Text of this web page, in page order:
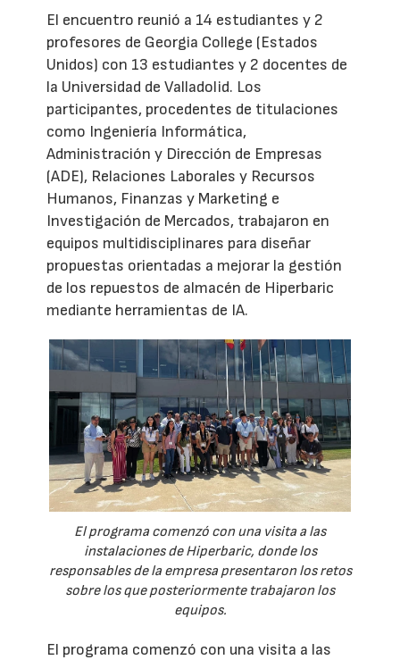
El encuentro reunió a 14 estudiantes y 2
profesores de Georgia College (Estados
Unidos) con 13 estudiantes y 2 docentes de
la Universidad de Valladolid. Los
participantes, procedentes de titulaciones
como Ingeniería Informática,
Administración y Dirección de Empresas
(ADE), Relaciones Laborales y Recursos
Humanos, Finanzas y Marketing e
Investigación de Mercados, trabajaron en
equipos multidisciplinares para diseñar
propuestas orientadas a mejorar la gestión
de los repuestos de almacén de Hiperbaric
mediante herramientas de IA.
El programa comenzó con una visita a las
instalaciones de Hiperbaric, donde los
responsables de la empresa presentaron los retos
sobre los que posteriormente trabajaron los
equipos.
El programa comenzó con una visita a las